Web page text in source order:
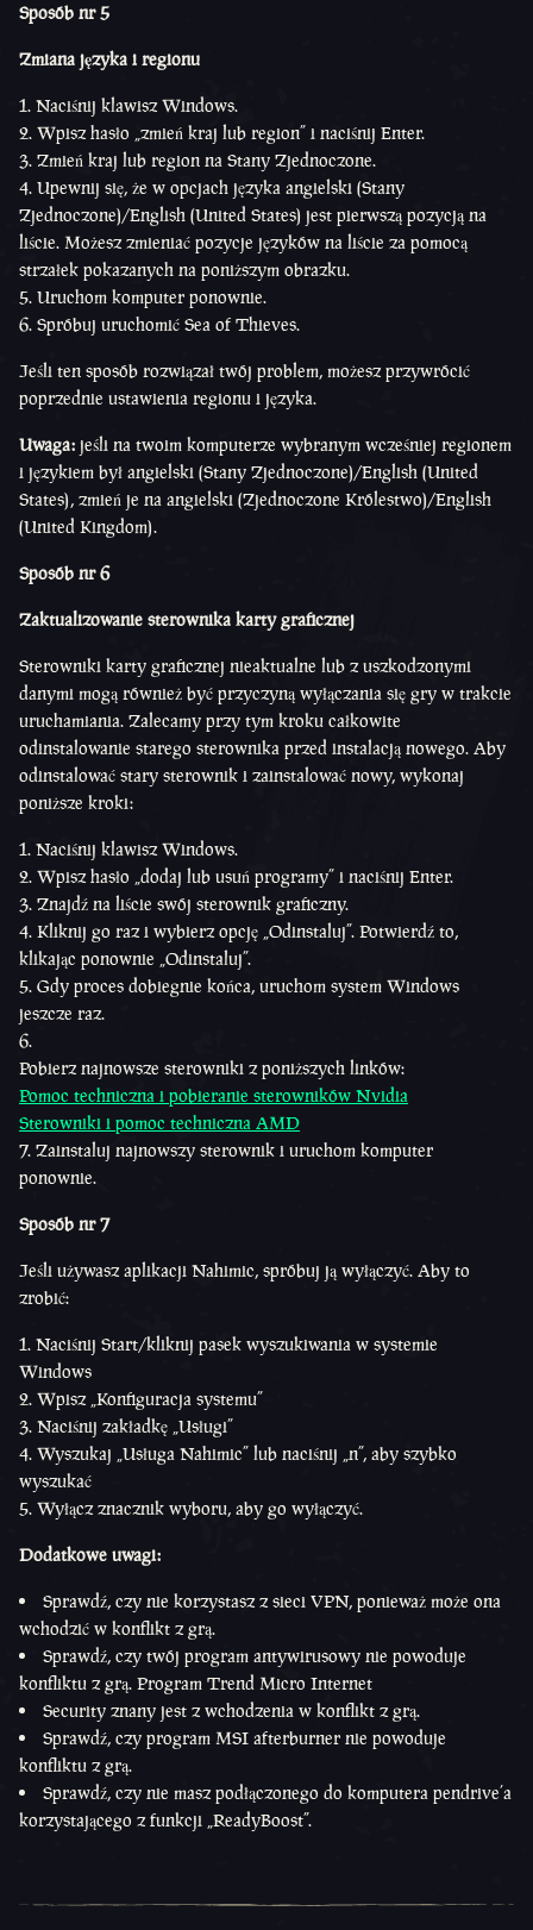
Sposób nr 5
Zmiana języka i regionu
Naciśnij klawisz Windows.
Wpisz hasło „zmień kraj lub region” i naciśnij Enter.
Zmień kraj lub region na Stany Zjednoczone.
Upewnij się, że w opcjach języka angielski (Stany
Zjednoczone)/English (United States) jest pierwszą pozycją na
liście. Możesz zmieniać pozycje języków na liście za pomocą
strzałek pokazanych na poniższym obrazku.
Uruchom komputer ponownie.
Spróbuj uruchomić Sea of Thieves.
Jeśli ten sposób rozwiązał twój problem, możesz przywrócić
poprzednie ustawienia regionu i języka.
Uwaga: jeśli na twoim komputerze wybranym wcześniej regionem
i językiem był angielski (Stany Zjednoczone)/English (United
States), zmień je na angielski (Zjednoczone Królestwo)/English
(United Kingdom).
Sposób nr 6
Zaktualizowanie sterownika karty graficznej
Sterowniki karty graficznej nieaktualne lub z uszkodzonymi
danymi mogą również być przyczyną wyłączania się gry w trakcie
uruchamiania. Zalecamy przy tym kroku całkowite
odinstalowanie starego sterownika przed instalacją nowego. Aby
odinstalować stary sterownik i zainstalować nowy, wykonaj
poniższe kroki:
Naciśnij klawisz Windows.
Wpisz hasło „dodaj lub usuń programy” i naciśnij Enter.
Znajdź na liście swój sterownik graficzny.
Kliknij go raz i wybierz opcję „Odinstaluj”. Potwierdź to,
klikając ponownie „Odinstaluj”.
Gdy proces dobiegnie końca, uruchom system Windows
jeszcze raz.
Pobierz najnowsze sterowniki z poniższych linków:
Pomoc techniczna i pobieranie sterowników Nvidia
Sterowniki i pomoc techniczna AMD
Zainstaluj najnowszy sterownik i uruchom komputer
ponownie.
Sposób nr 7
Jeśli używasz aplikacji Nahimic, spróbuj ją wyłączyć. Aby to
zrobić:
Naciśnij Start/kliknij pasek wyszukiwania w systemie
Windows
Wpisz „Konfiguracja systemu”
Naciśnij zakładkę „Usługi”
Wyszukaj „Usługa Nahimic” lub naciśnij „n”, aby szybko
wyszukać
Wyłącz znacznik wyboru, aby go wyłączyć.
Dodatkowe uwagi:
Sprawdź, czy nie korzystasz z sieci VPN, ponieważ może ona
wchodzić w konflikt z grą.
Sprawdź, czy twój program antywirusowy nie powoduje
konfliktu z grą. Program Trend Micro Internet
Security znany jest z wchodzenia w konflikt z grą.
Sprawdź, czy program MSI afterburner nie powoduje
konfliktu z grą.
Sprawdź, czy nie masz podłączonego do komputera pendrive’a
korzystającego z funkcji „ReadyBoost”.